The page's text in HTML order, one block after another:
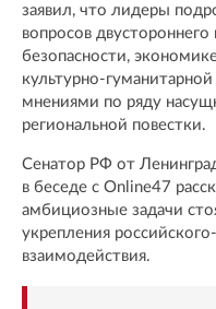
заявил, что лидеры
вопросов
безопасности,
культурно-
мнениями по ряду
региональной повестки.
Сенатор РФ от
в беседе с Online47
амбициозные задачи
укрепления
взаимодействия.